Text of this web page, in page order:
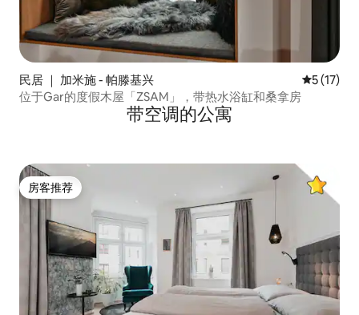
民居 ｜ 加米施 - 帕滕基兴 平均评分
5 (17)
位于Gar的度假木屋「ZSAM」，带热水浴缸和桑拿房
带空调的公寓
房客推荐
房客推荐